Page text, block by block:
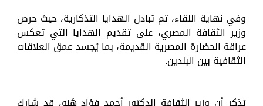
وفي نهاية اللقاء، تم تبادل الهدايا التذكارية، حيث حرص
وزير الثقافة المصري، على تقديم الهدايا التي تعكس
عراقة الحضارة المصرية القديمة، بما يُجسد عمق العلاقات
الثقافية بين البلدين.